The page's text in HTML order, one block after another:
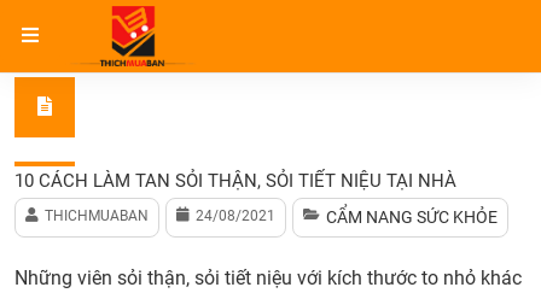
Trang chủ Cẩm nang sức khỏe
10 CÁCH LÀM TAN SỎI THẬN, SỎI TIẾT NIỆU TẠI NHÀ
THICHMUABAN 24/08/2021 CẨM NANG SỨC KHỎE
Những viên sỏi thận, sỏi tiết niệu với kích thước to nhỏ khác